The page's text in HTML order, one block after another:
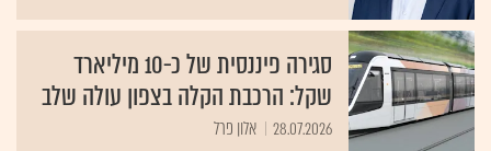
סגירה פיננסית של כ-10 מיליארד
שקל: הרכבת הקלה בצפון עולה שלב
28.07.2026 אלון פרל